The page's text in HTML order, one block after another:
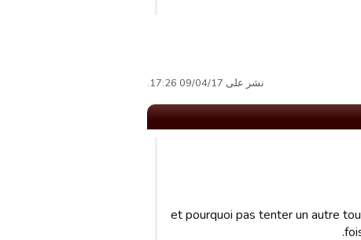
نشر على 09/04/17 17:26.
et pourquoi pas tenter un autre